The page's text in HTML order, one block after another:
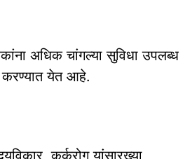
अधिक चांगल्या सुविधा उपलब्ध
करण्यात येत आहे.
कर्करोग यांसारख्या